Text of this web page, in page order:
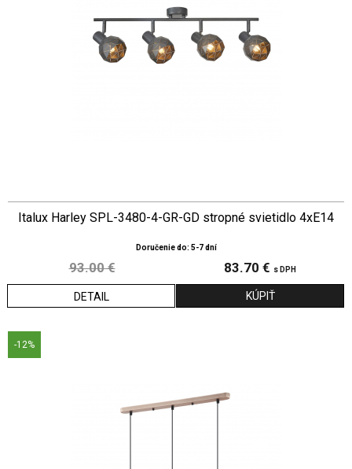
Italux Harley SPL-3480-4-GR-GD stropné svietidlo 4xE14
Doručenie do: 5-7 dní
93.00 € 83.70 € s DPH
DETAIL
-12%